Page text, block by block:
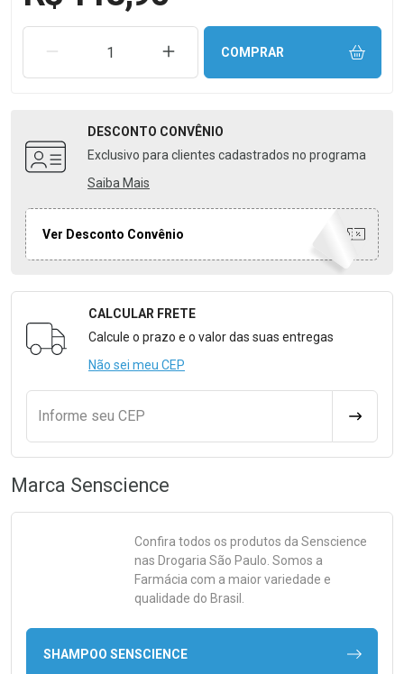
REMOVER UMA UNIDADEAUMENTAR UMA UNIDADE
COMPRAR
DESCONTO CONVÊNIO
Exclusivo para clientes cadastrados no programa
Saiba Mais
Ver Desconto Convênio
Formulário para Calcular o Frete
CALCULAR FRETE
Calcule o prazo e o valor das suas entregas
Não sei meu CEP
Informe seu CEP
Marca Senscience
Confira todos os produtos da Senscience
nas Drogaria São Paulo. Somos a
Farmácia com a maior variedade e
qualidade do Brasil.
SHAMPOO SENSCIENCE